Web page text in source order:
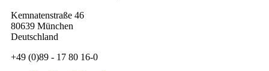
Kemnatenstraße 46
80639 München
Deutschland
+49 (0)89 - 17 80 16-0